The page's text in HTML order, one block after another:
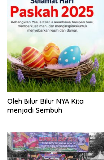
Oleh Bilur Bilur NYA Kita
menjadi Sembuh